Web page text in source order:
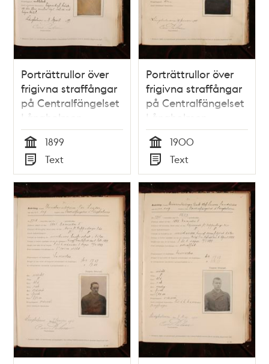
Porträttrullor över
frigivna straffångar
på Centralfängelset
Långholmen
Tid
1899
Typ
Text
Porträttrullor över
frigivna straffångar
på Centralfängelset
Långholmen
Tid
1900
Typ
Text